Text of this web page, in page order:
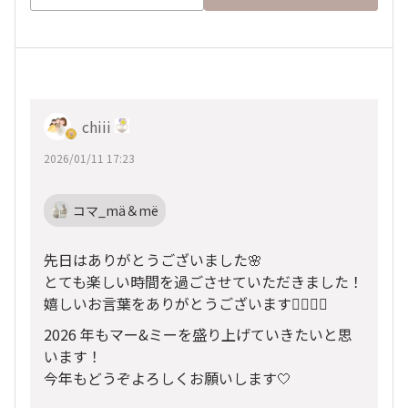
chiii
2026/01/11 17:23
コマ_mä＆më
先日はありがとうございました🌸
とても楽しい時間を過ごさせていただきました！
嬉しいお言葉をありがとうございます🙇🏻‍♀️✨
2026 年もマー&ミーを盛り上げていきたいと思
います！
今年もどうぞよろしくお願いします🤍